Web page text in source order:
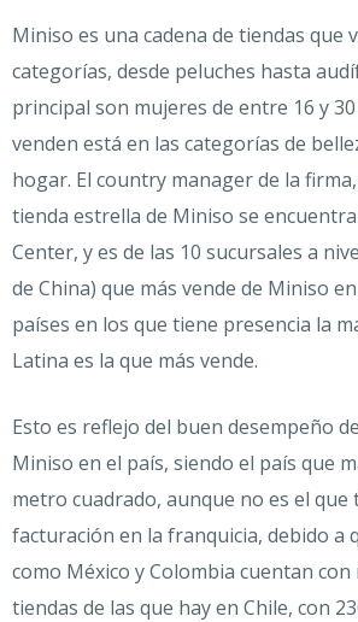
Miniso es una cadena de tiendas que
categorías, desde peluches hasta
principal son mujeres de entre 16 y
venden está en las categorías de
hogar. El country manager de la
tienda estrella de Miniso se
Center, y es de las 10 sucursales a
de China) que más vende de Miniso
países en los que tiene presencia la
Latina es la que más vende.
Esto es reflejo del buen desempeño
Miniso en el país, siendo el país que
metro cuadrado, aunque no es el que
facturación en la franquicia, debido a
como México y Colombia cuentan con
tiendas de las que hay en Chile, con